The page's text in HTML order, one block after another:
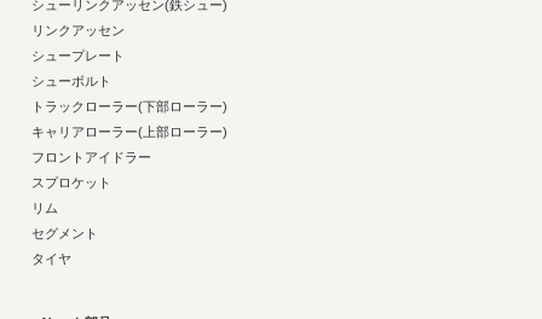
シューリンクアッセン(鉄シュー)
リンクアッセン
シュープレート
シューボルト
トラックローラー(下部ローラー)
キャリアローラー(上部ローラー)
フロントアイドラー
スプロケット
リム
セグメント
タイヤ